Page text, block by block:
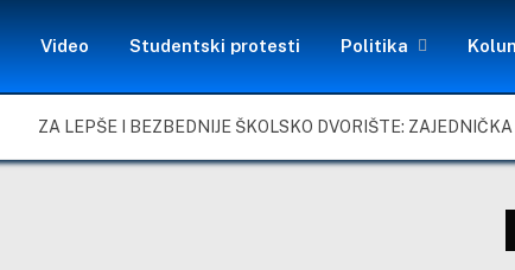
Video Studentski protesti Politika